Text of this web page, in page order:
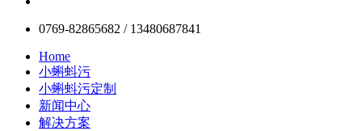
0769-82865682 / 13480687841
Home
小蝌蚪污
小蝌蚪污定制
新闻中心
解决方案